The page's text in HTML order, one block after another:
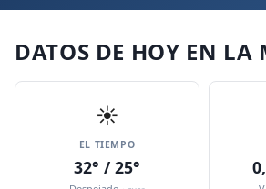
DATOS DE HOY EN LA
☀️
EL TIEMPO
32° / 25°